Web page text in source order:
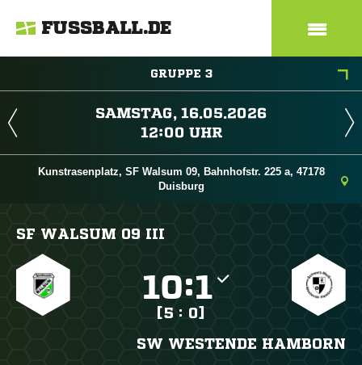
FUSSBALL.DE
GRUPPE 3
 
 
Kunstrasenplatz, SF Walsum 09, Bahnhofstr. 225 a, 47178
Duisburg
SF WALSUM 09 III
:
[5 : 0]
SW WESTENDE HAMBORN